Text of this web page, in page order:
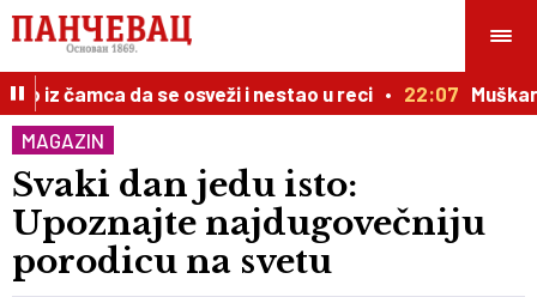
iz čamca da se osveži i nestao u reci 22:07
MAGAZIN
Svaki dan jedu isto:
Upoznajte najdugovečniju
porodicu na svetu